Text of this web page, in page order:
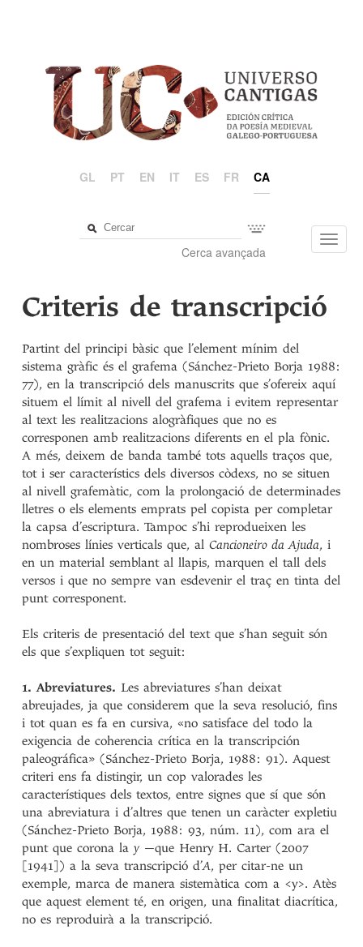
GL PT EN IT ES FR CA
Cerca avançada
Criteris de transcripció
Partint del principi bàsic que l’element mínim del
sistema gràfic és el grafema (Sánchez-Prieto Borja 1988:
77), en la transcripció dels manuscrits que s’ofereix aquí
situem el límit al nivell del grafema i evitem representar
al text les realitzacions alogràfiques que no es
corresponen amb realitzacions diferents en el pla fònic.
A més, deixem de banda també tots aquells traços que,
tot i ser característics dels diversos còdexs, no se situen
al nivell grafemàtic, com la prolongació de determinades
lletres o els elements emprats pel copista per completar
la capsa d’escriptura. Tampoc s’hi reprodueixen les
nombroses línies verticals que, alCancioneiro da Ajuda, i
en un material semblant al llapis, marquen el tall dels
versos i que no sempre van esdevenir el traç en tinta del
punt corresponent.
Els criteris de presentació del text que s’han seguit són
els que s’expliquen tot seguit:
1. Abreviatures. Les abreviatures s’han deixat
abreujades, ja que considerem que la seva resolució, fins
i tot quan es fa en cursiva, «no satisface del todo la
exigencia de coherencia crítica en la transcripción
paleográfica» (Sánchez-Prieto Borja, 1988: 91). Aquest
criteri ens fa distingir, un cop valorades les
característiques dels textos, entre signes que sí que són
una abreviatura i d’altres que tenen un caràcter expletiu
(Sánchez-Prieto Borja, 1988: 93, núm. 11), com ara el
punt que corona lay—que Henry H. Carter (2007
[1941]) a la seva transcripció d’A, per citar-ne un
exemple, marca de manera sistemàtica com a <y>. Atès
que aquest element té, en origen, una finalitat diacrítica,
no es reproduirà a la transcripció.